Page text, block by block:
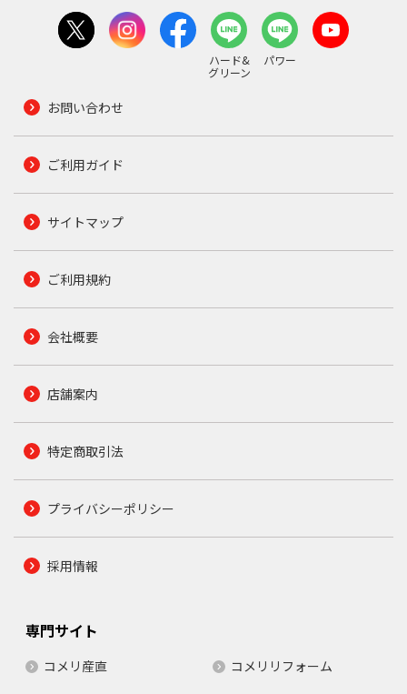
ハード&
グリーン
パワー
お問い合わせ
ご利用ガイド
サイトマップ
ご利用規約
会社概要
店舗案内
特定商取引法
プライバシーポリシー
採用情報
専門サイト
コメリ産直
コメリリフォーム